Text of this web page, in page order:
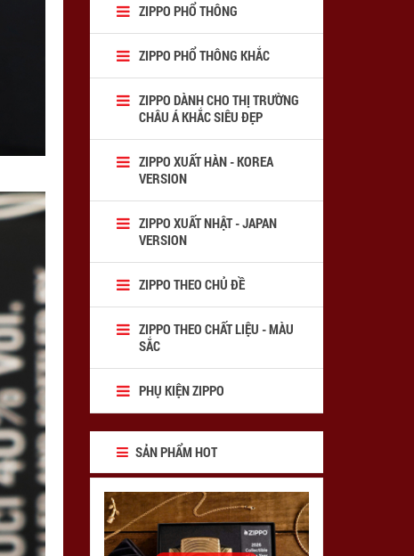
ZIPPO PHỔ THÔNG
ZIPPO PHỔ THÔNG KHẮC
ZIPPO DÀNH CHO THỊ TRƯỜNG
CHÂU Á KHẮC SIÊU ĐẸP
ZIPPO XUẤT HÀN - KOREA
VERSION
ZIPPO XUẤT NHẬT - JAPAN
VERSION
ZIPPO THEO CHỦ ĐỀ
ZIPPO THEO CHẤT LIỆU - MÀU
SẮC
PHỤ KIỆN ZIPPO
SẢN PHẨM HOT